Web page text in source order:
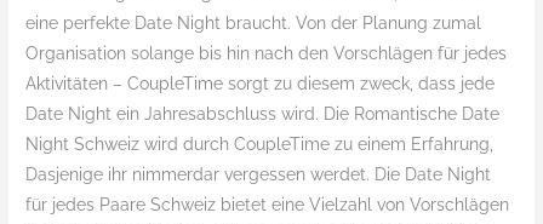
eine perfekte Date Night braucht. Von der Planung zumal
Organisation solange bis hin nach den Vorschlägen für jedes
Aktivitäten – CoupleTime sorgt zu diesem zweck, dass jede
Date Night ein Jahresabschluss wird. Die Romantische Date
Night Schweiz wird durch CoupleTime zu einem Erfahrung,
Dasjenige ihr nimmerdar vergessen werdet. Die Date Night
für jedes Paare Schweiz bietet eine Vielzahl von Vorschlägen